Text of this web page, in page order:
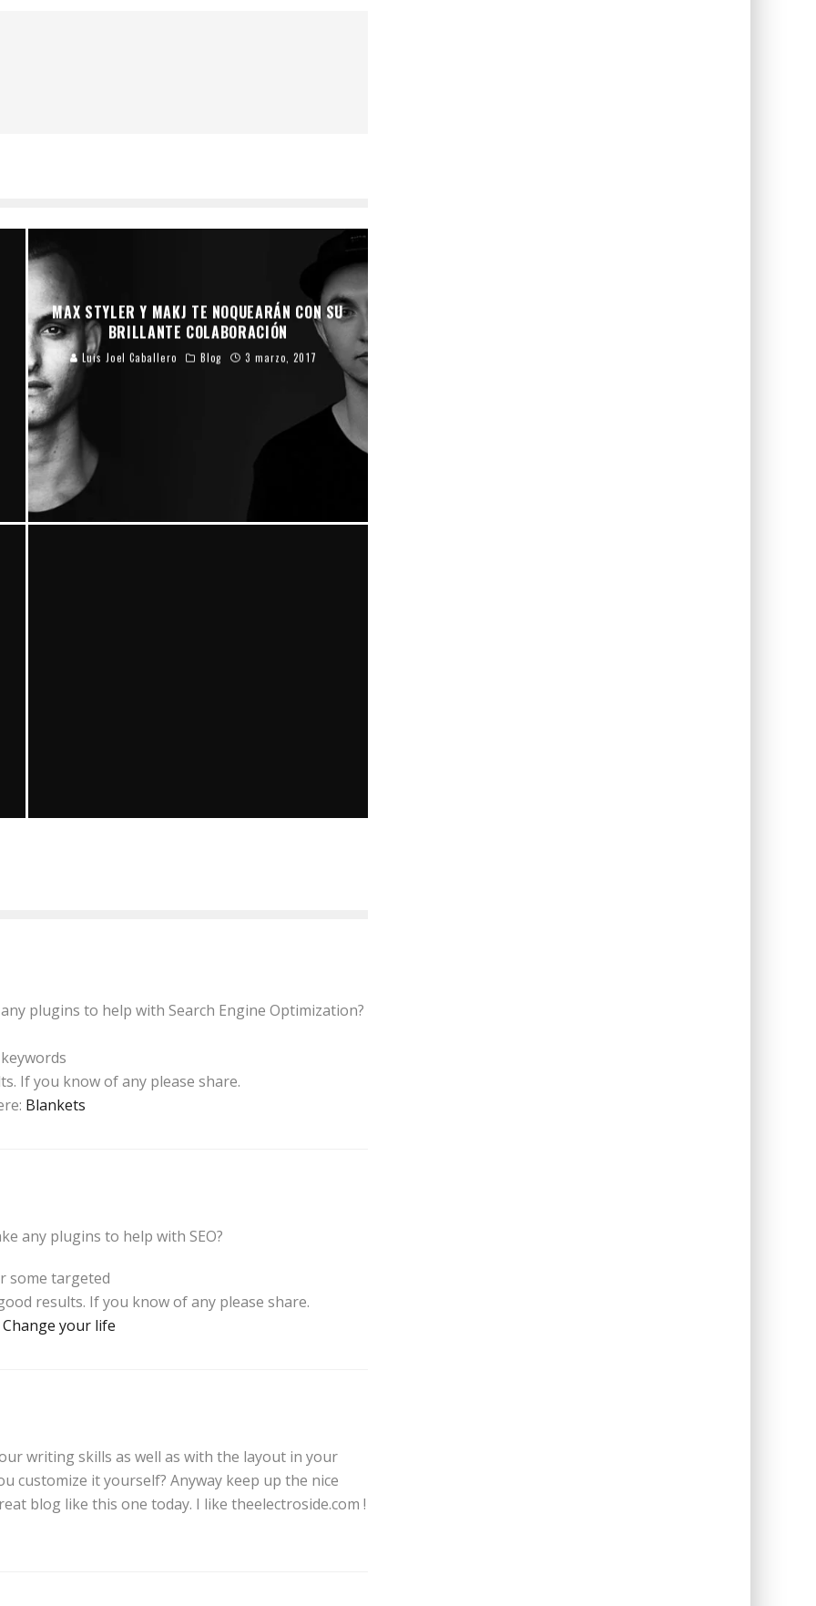
MAX STYLER Y MAKJ TE NOQUEARÁN CON SU
BRILLANTE COLABORACIÓN
Luis Joel Caballero Blog 3 marzo, 2017
plugins to help with Search Engine Optimization?
If you know of any please share.
Blankets
any plugins to help with SEO?
some targeted
results. If you know of any please share.
Change your life
writing skills as well as with the layout in your
customize it yourself? Anyway keep up the nice
blog like this one today. I like theelectroside.com !